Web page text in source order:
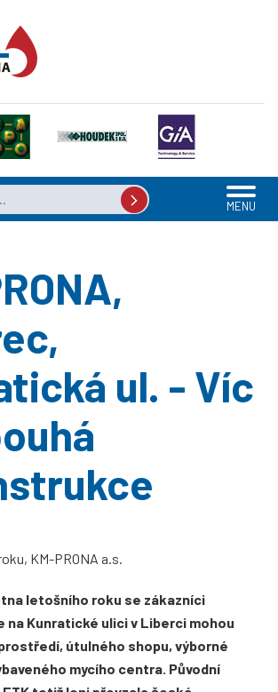
MENU
ul. - Víc
KM-PRONA a.s.
letošního roku se zákazníci
na Kunratické ulici v Liberci mohou
útulného shopu, výborné
mycího centra. Původní